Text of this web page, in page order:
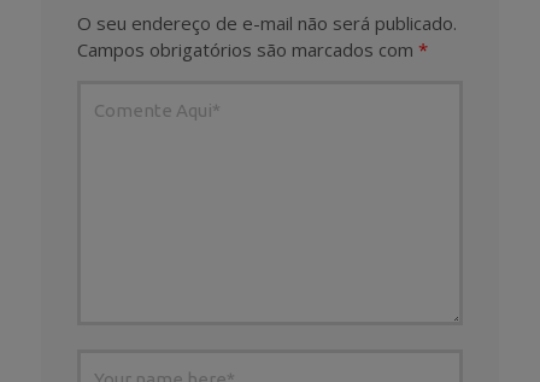
O seu endereço de e-mail não será publicado.
Campos obrigatórios são marcados com *